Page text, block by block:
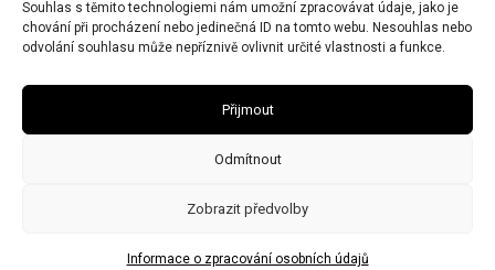
Souhlas s těmito technologiemi nám umožní zpracovávat údaje, jako je
chování při procházení nebo jedinečná ID na tomto webu. Nesouhlas nebo
odvolání souhlasu může nepříznivě ovlivnit určité vlastnosti a funkce.
Přijmout
Odmítnout
Zobrazit předvolby
Informace o zpracování osobních údajů